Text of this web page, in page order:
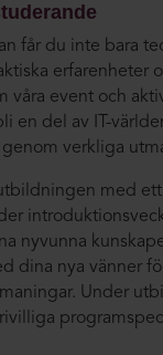
får du inte bara
erfarenheter
våra event och
en del av IT-
verkliga
med
nyvunna
dina nya vänner
Under